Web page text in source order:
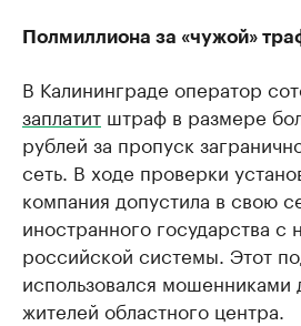
Полмиллиона за «чужой»
В Калининграде оператор
заплатит штраф в размере
рублей за пропуск
сеть. В ходе проверки
компания допустила в свою
иностранного государства с
российской системы. Этот
использовался мошенниками
жителей областного центра.